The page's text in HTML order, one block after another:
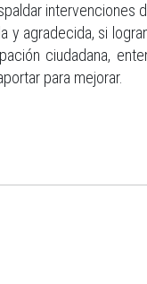
agradecida, si
ciudadana,
para mejorar.